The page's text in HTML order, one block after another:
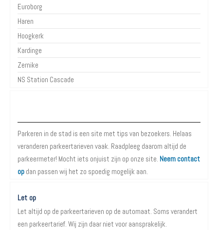
Euroborg
Haren
Hoogkerk
Kardinge
Zernike
NS Station Cascade
Parkeren in de stad is een site met tips van bezoekers. Helaas
veranderen parkeertarieven vaak. Raadpleeg daarom altijd de
parkeermeter! Mocht iets onjuist zijn op onze site. Neem contact
op dan passen wij het zo spoedig mogelijk aan.
Let op
Let altijd op de parkeertarieven op de automaat. Soms verandert
een parkeertarief. Wij zijn daar niet voor aansprakelijk.